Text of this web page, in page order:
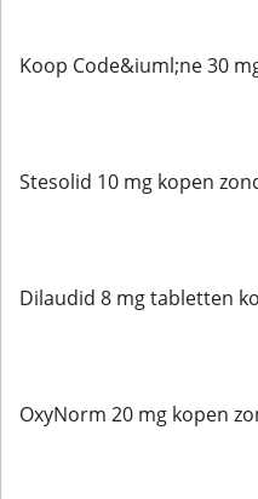
Koop Code&iuml;ne 30
Stesolid 10 mg kopen
Dilaudid 8 mg tabletten
OxyNorm 20 mg kopen